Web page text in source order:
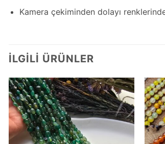
Kamera çekiminden dolayı
İLGILI ÜRÜNLER